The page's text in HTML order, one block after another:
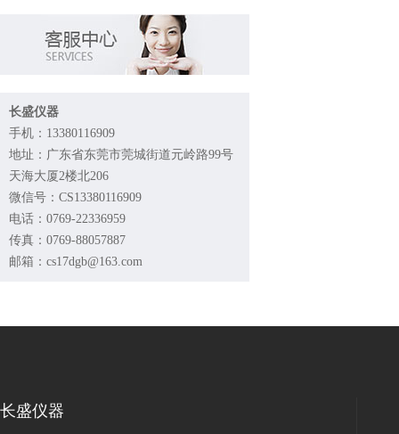
长盛仪器
手机：13380116909
地址：广东省东莞市莞城街道元岭路99号
天海大厦2楼北206
微信号：CS13380116909
电话：0769-22336959
传真：0769-88057887
邮箱：cs17dgb@163.com
长盛仪器